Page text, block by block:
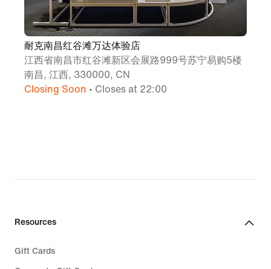
耐克南昌红谷滩万达体验店
江西省南昌市红谷滩新区会展路999号苏宁易购5楼
南昌, 江西, 330000, CN
Closing Soon • Closes at 22:00
Resources
Gift Cards